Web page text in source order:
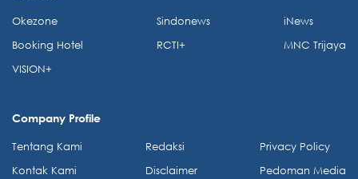
Okezone
Booking Hotel
VISION+
Sindonews
RCTI+
iNews
MNC Trijaya
Company Profile
Tentang Kami
Kontak Kami
Redaksi
Disclaimer
Privacy Policy
Pedoman Media